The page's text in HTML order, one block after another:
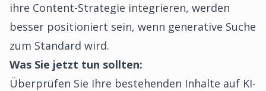
ihre Content-Strategie integrieren, werden
besser positioniert sein, wenn generative Suche
zum Standard wird.
Was Sie jetzt tun sollten:
Überprüfen Sie Ihre bestehenden Inhalte auf KI-